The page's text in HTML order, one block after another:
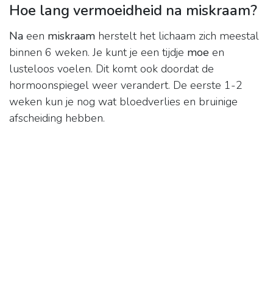
Hoe lang vermoeidheid na miskraam?
Na een miskraam herstelt het lichaam zich meestal
binnen 6 weken. Je kunt je een tijdje moe en
lusteloos voelen. Dit komt ook doordat de
hormoonspiegel weer verandert. De eerste 1-2
weken kun je nog wat bloedverlies en bruinige
afscheiding hebben.